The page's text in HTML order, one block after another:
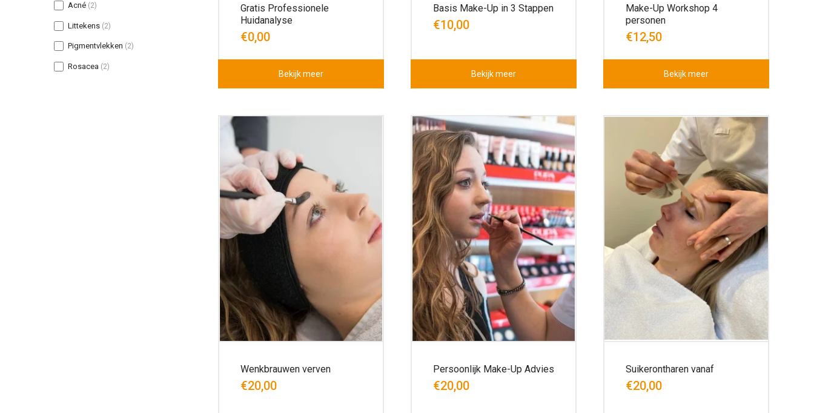
Acné (2)
Littekens (2)
Pigmentvlekken (2)
Rosacea (2)
Gratis Professionele
Huidanalyse
€0,00
Bekijk meer
Basis Make-Up in 3 Stappen
€10,00
Bekijk meer
Make-Up Workshop 4
personen
€12,50
Bekijk meer
Wenkbrauwen verven
€20,00
Persoonlijk Make-Up Advies
€20,00
Suikerontharen vanaf
€20,00